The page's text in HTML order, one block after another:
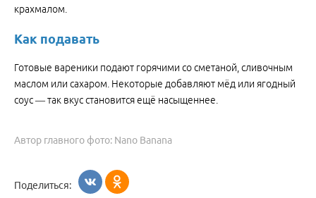
крахмалом.
Как подавать
Готовые вареники подают горячими со сметаной, сливочным
маслом или сахаром. Некоторые добавляют мёд или ягодный
соус — так вкус становится ещё насыщеннее.
Автор главного фото: Nano Banana
Поделиться: